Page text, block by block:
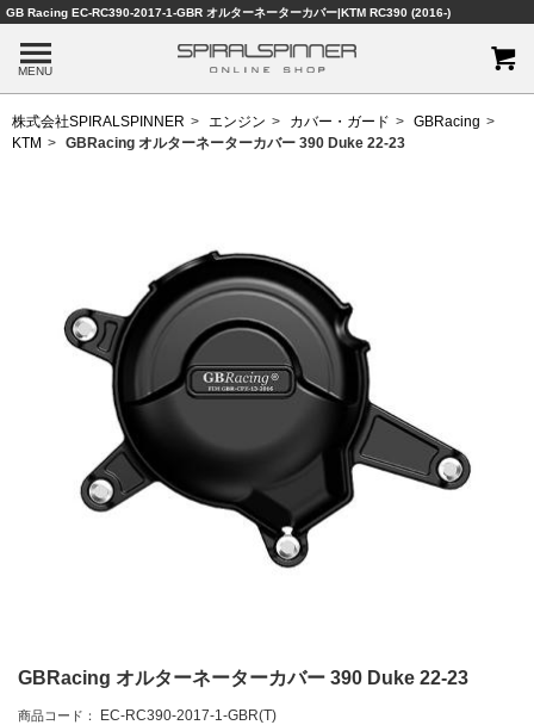
GB Racing EC-RC390-2017-1-GBR オルターネーターカバー|KTM RC390 (2016-)
MENU
株式会社SPIRALSPINNER エンジン カバー・ガード
GBRacing
KTM
GBRacing オルターネーターカバー 390 Duke 22-23
GBRacing オルターネーターカバー 390 Duke 22-23
商品コード： EC-RC390-2017-1-GBR(T)